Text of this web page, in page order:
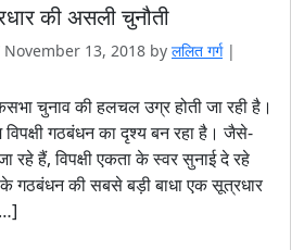
की असली चुनौती
November 13, 2018 by ललित गर्ग |
चुनाव की हलचल उग्र होती जा रही है।
विपक्षी गठबंधन का दृश्य बन रहा है। जैसे-
हैं, विपक्षी एकता के स्वर सुनाई दे रहे
गठबंधन की सबसे बड़ी बाधा एक सूत्रधार